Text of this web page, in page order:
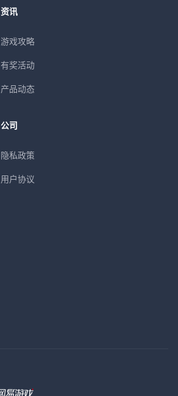
资讯
游戏攻略
有奖活动
产品动态
公司
隐私政策
用户协议